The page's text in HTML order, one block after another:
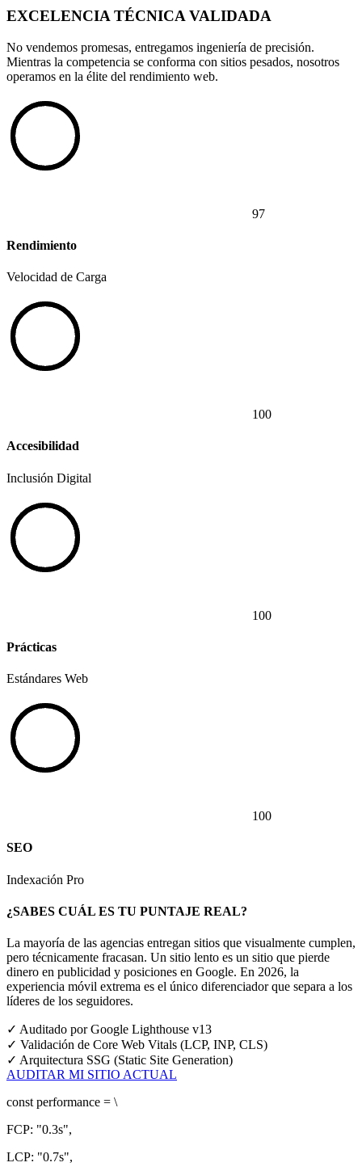
EXCELENCIA TÉCNICA VALIDADA
No vendemos promesas, entregamos ingeniería de precisión.
Mientras la competencia se conforma con sitios pesados, nosotros
operamos en la élite del rendimiento web.
97
Rendimiento
Velocidad de Carga
100
Accesibilidad
Inclusión Digital
100
Prácticas
Estándares Web
100
SEO
Indexación Pro
¿SABES CUÁL ES TU PUNTAJE REAL?
La mayoría de las agencias entregan sitios que visualmente cumplen,
pero técnicamente fracasan. Un sitio lento es un sitio que pierde
dinero en publicidad y posiciones en Google. En 2026, la
experiencia móvil extrema es el único diferenciador que separa a los
líderes de los seguidores.
✓ Auditado por Google Lighthouse v13
✓ Validación de Core Web Vitals (LCP, INP, CLS)
✓ Arquitectura SSG (Static Site Generation)
AUDITAR MI SITIO ACTUAL
const performance = \
FCP: "0.3s",
LCP: "0.7s",